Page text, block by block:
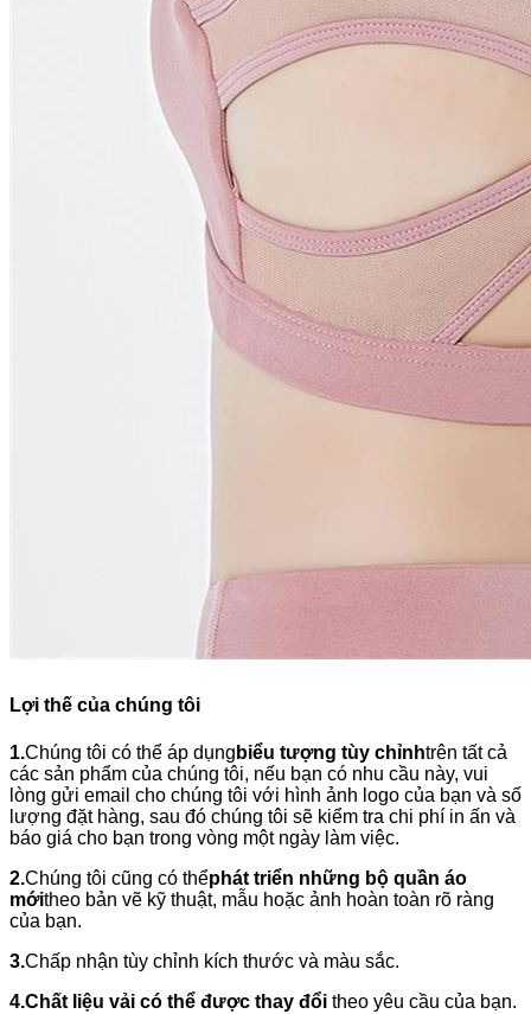
Lợi thế của chúng tôi
1.Chúng tôi có thể áp dụng biểu tượng tùy chỉnhtrên tất cả
các sản phẩm của chúng tôi, nếu bạn có nhu cầu này, vui
lòng gửi email cho chúng tôi với hình ảnh logo của bạn và số
lượng đặt hàng, sau đó chúng tôi sẽ kiểm tra chi phí in ấn và
báo giá cho bạn trong vòng một ngày làm việc.
2.Chúng tôi cũng có thểphát triển những bộ quần áo
mớitheo bản vẽ kỹ thuật, mẫu hoặc ảnh hoàn toàn rõ ràng
của bạn.
3.Chấp nhận tùy chỉnh kích thước và màu sắc.
4.Chất liệu vải có thể được thay đổi theo yêu cầu của bạn.